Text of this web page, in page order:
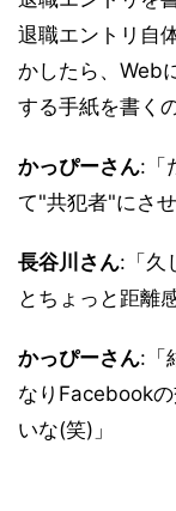
退職エントリ自
かしたら、Web
する手紙を書く
かっぴーさん:「
て"共犯者"にさ
長谷川さん:「久
とちょっと距離
かっぴーさん:「
なりFacebook
いな(笑)」